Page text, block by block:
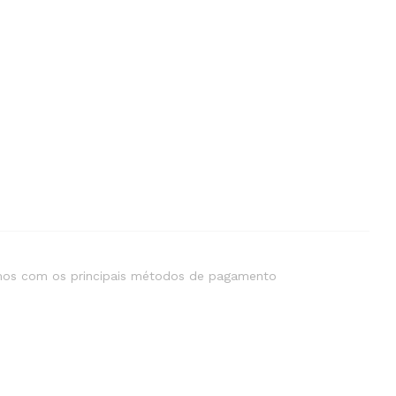
com os principais métodos de pagamento